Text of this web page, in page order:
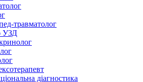
травматолог
УЗД
діагностика